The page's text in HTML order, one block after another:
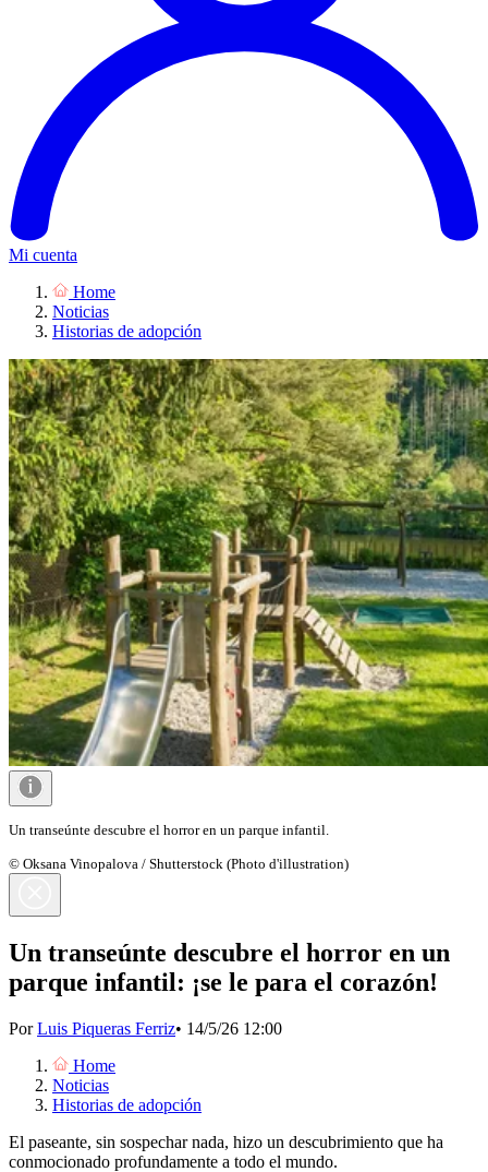
Mi cuenta
Home
Noticias
Historias de adopción
Un transeúnte descubre el horror en un parque infantil.
© Oksana Vinopalova / Shutterstock (Photo d'illustration)
Un transeúnte descubre el horror en un
parque infantil: ¡se le para el corazón!
PorLuis Piqueras Ferriz• 14/5/26 12:00
Home
Noticias
Historias de adopción
El paseante, sin sospechar nada, hizo un descubrimiento que ha
conmocionado profundamente a todo el mundo.